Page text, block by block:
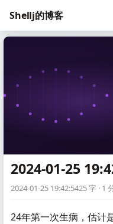
Shellj的博客
2024-01-25
2024-01-25 19:42:5425 字 · 1
24年第一次生病，估计